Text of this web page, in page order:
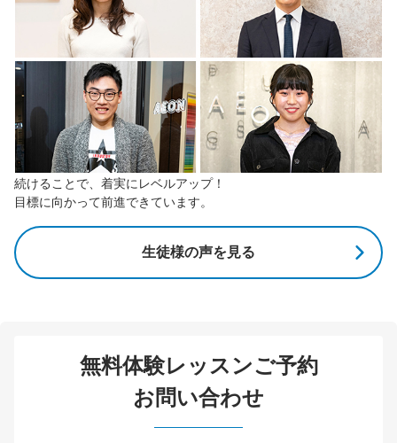
続けることで、着実にレベルアップ！
目標に向かって前進できています。
生徒様の声を見る
無料体験レッスンご予約
お問い合わせ